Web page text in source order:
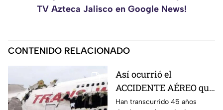
TV Azteca Jalisco en Google News!
CONTENIDO RELACIONADO
Así ocurrió el
ACCIDENTE AÉREO que
cambió la historia de
Han transcurrido 45 años